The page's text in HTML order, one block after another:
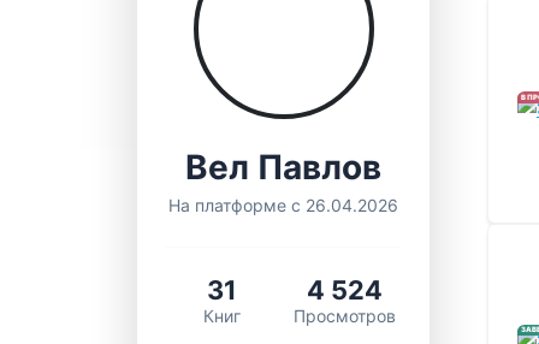
Вел Павлов
На платформе с 26.04.2026
31
Книг
4 524
Просмотров
В